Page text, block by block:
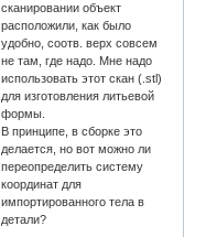
сканировании объект
расположили, как было
удобно, соотв. верх совсем
не там, где надо. Мне надо
использовать этот скан (.stl)
для изготовления литьевой
формы.
В принципе, в сборке это
делается, но вот можно ли
переопределить систему
координат для
импортированного тела в
детали?